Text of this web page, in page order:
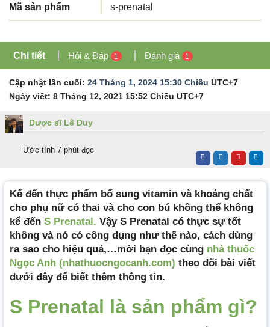
Mã sản phẩm s-prenatal
Chi tiết Hỏi & Đáp 1 Đánh giá 1
Cập nhật lần cuối: 24 Tháng 1, 2024 15:30 Chiều UTC+7
Ngày viết: 8 Tháng 12, 2021 15:52 Chiều UTC+7
Dược sĩ Lê Duy
Ước tính 7 phút đọc
Kể đến thực phẩm bổ sung vitamin và khoáng chất
cho phụ nữ có thai và cho con bú không thể không
kể đến S Prenatal. Vậy S Prenatal có thực sự tốt
không và nó có công dụng như thế nào, cách dùng
ra sao cho hiệu quả,…mời bạn đọc cùng nhà thuốc
Ngọc Anh (nhathuocngocanh.com) theo dõi bài viết
dưới đây để biết thêm thông tin.
S Prenatal là sản phẩm gì?